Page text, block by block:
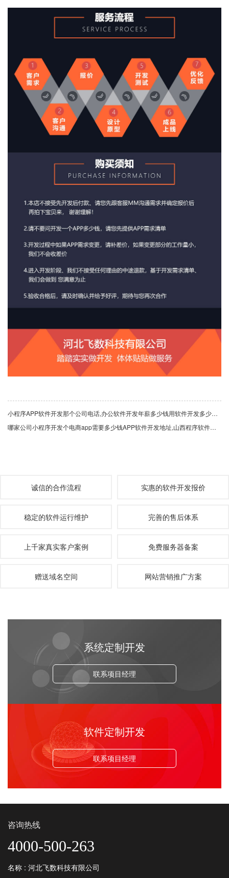
小程序APP软件开发那个公司电话,办公软件开发年薪多少钱用软件开发多少钱系统软件开发定制多少钱
哪家公司小程序开发个电商app需要多少钱APP软件开发地址,山西程序软件开发多少钱开发有道app要多少钱
诚信的合作流程 实惠的软件开发报价
稳定的软件运行维护 完善的售后体系
上千家真实客户案例 免费服务器备案
赠送域名空间 网站营销推广方案
系统定制开发
联系项目经理
软件定制开发
联系项目经理
咨询热线
4000-500-263
名称 : 河北飞数科技有限公司